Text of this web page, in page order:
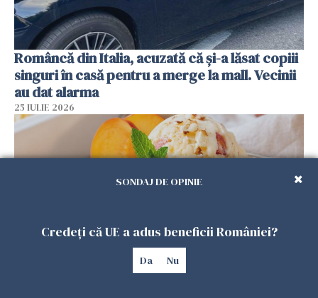
Româncă din Italia, acuzată că și-a lăsat copiii
singuri în casă pentru a merge la mall. Vecinii
au dat alarma
25 IULIE 2026
SONDAJ DE OPINIE
Credeți că UE a adus beneficii României?
Da Nu